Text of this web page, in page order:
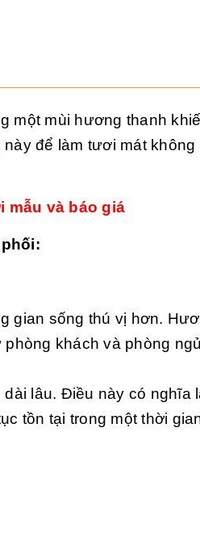
một mùi hương thanh
để làm tươi mát không
mẫu và báo giá
gian sống thú vị hơn.
khách và phòng
lâu. Điều này có nghĩa
tồn tại trong một thời